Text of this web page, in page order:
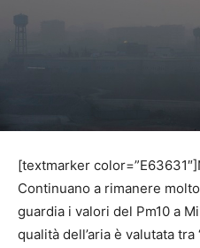
[textmarker
Continuano a rimanere
guardia i valori del Pm10 a
qualità dell’aria è valutata tra